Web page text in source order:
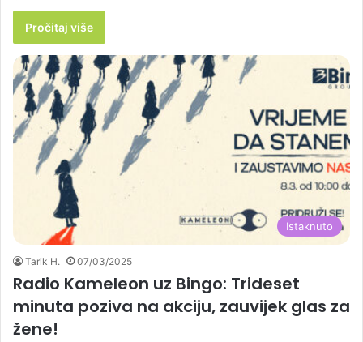
Pročitaj više
Istaknuto
Tarik H. 07/03/2025
Radio Kameleon uz Bingo: Trideset
minuta poziva na akciju, zauvijek glas za
žene!